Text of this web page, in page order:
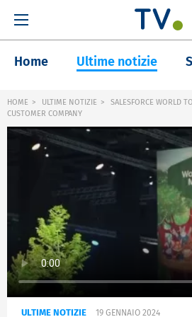
Home Ultime notizie
HOME ULTIME NOTIZIE
SALESFORCE WORLD
CUSTOMER COMPANY
ULTIME NOTIZIE 19 GENNAIO 2024